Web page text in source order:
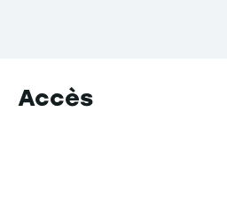
Accès